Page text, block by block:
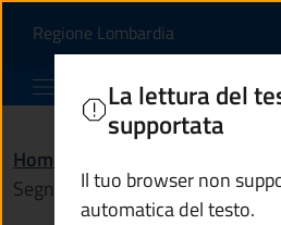
Segnalare
Regione Lombardia(apre in
Comune di Predore
Home
Segnalare l'abbandono di rifiuti
La lettura del
supportata
Il tuo browser non
automatica del testo.